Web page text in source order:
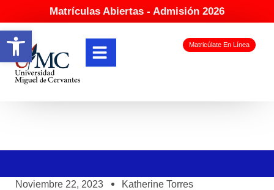
Abrir barra de herramientas
Matrículas Abiertas - Admisión 2026
Matricúlate En Línea
Noviembre 22, 2023 Katherine Torres